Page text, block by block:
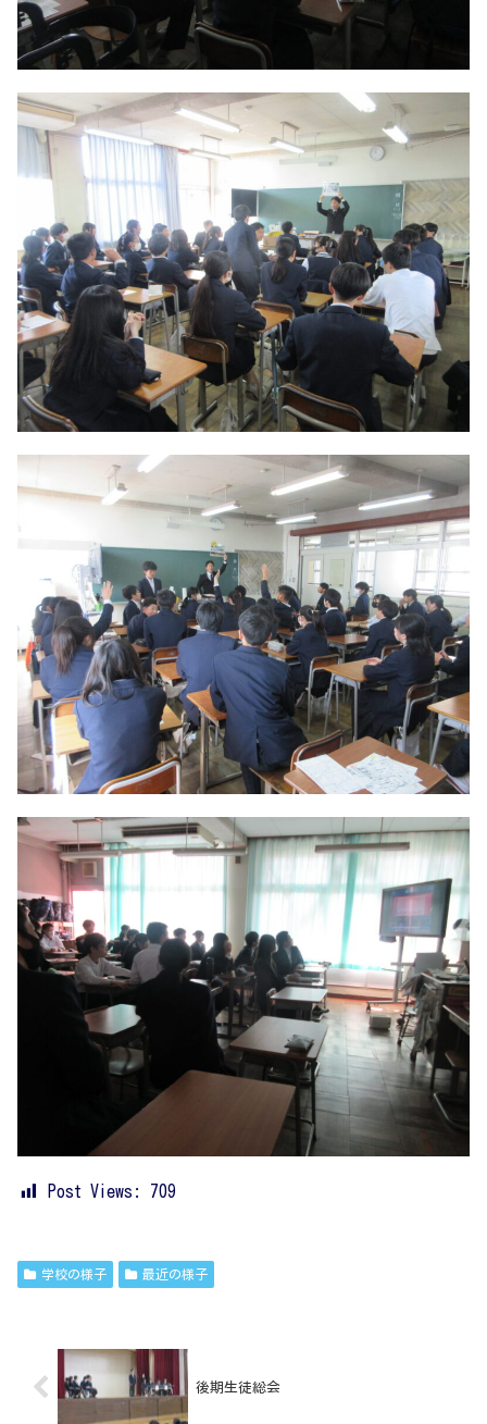
Post Views: 709
学校の様子 最近の様子
後期生徒総会